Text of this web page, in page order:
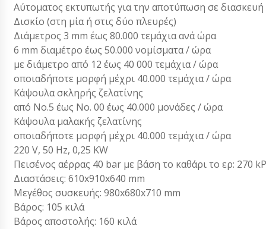
Αύτοματος εκτυπωτής για την αποτύπωση σε
Δισκίο (στη μία ή στις δύο πλευρές)
Διάμετρος 3 mm έως 80.000 τεμάχια ανά ώρα
6 mm διαμέτρο έως 50.000 νομίσματα / ώρα
με διάμετρο από 12 έως 40 000 τεμάχια / ώρα
οποιαδήποτε μορφή μέχρι 40.000 τεμάχια / ώρα
Κάψουλα σκληρής ζελατίνης
από Νο.5 έως Νο. 00 έως 40.000 μονάδες / ώρα
Κάψουλα μαλακής ζελατίνης
οποιαδήποτε μορφή μέχρι 40.000 τεμάχια / ώρα
220 V, 50 Hz, 0,25 KW
Πεισένος αέρρας 40 bar με βάση το καθάρι το ερ: 270
Διαστάσεις: 610x910x640 mm
Μεγέθος συσκευής: 980x680x710 mm
Βάρος: 105 κιλά
Βάρος αποστολής: 160 κιλά